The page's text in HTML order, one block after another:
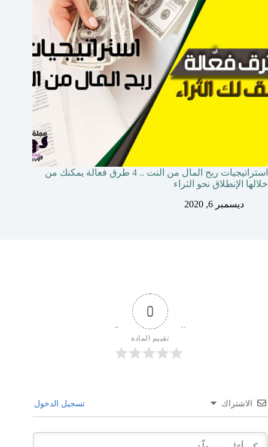
استراتيجيات ربح المال من النت .. 4 طرق فعالة يمكنك من
خلالها الإنطلاق نحو الثراء
ديسمبر 6, 2020
0
تقييم المادة
الاشتراك تسجيل الدخول